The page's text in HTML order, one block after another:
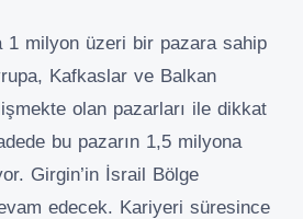
1 milyon üzeri bir pazara sahip
Kafkaslar ve Balkan
olan pazarları ile dikkat
bu pazarın 1,5 milyona
Girgin’in İsrail Bölge
edecek. Kariyeri süresince